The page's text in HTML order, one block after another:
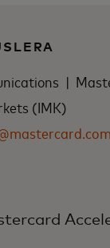
|
(IMK)